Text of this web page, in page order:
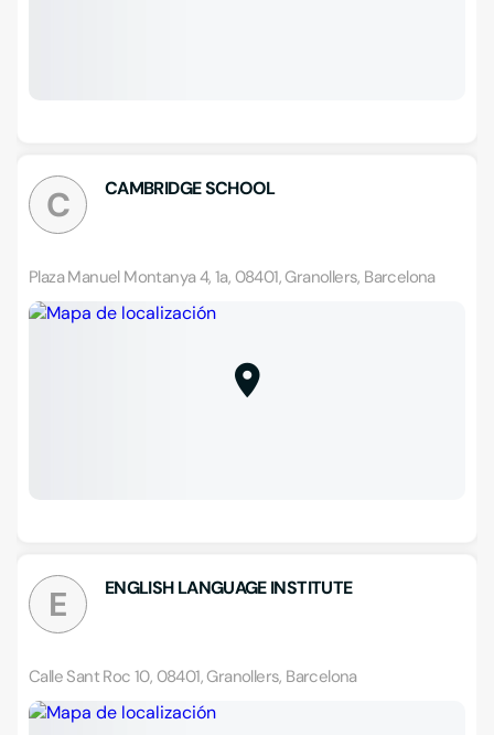
C CAMBRIDGE SCHOOL
Plaza Manuel Montanya 4, 1a, 08401, Granollers, Barcelona
E ENGLISH LANGUAGE INSTITUTE
Calle Sant Roc 10, 08401, Granollers, Barcelona